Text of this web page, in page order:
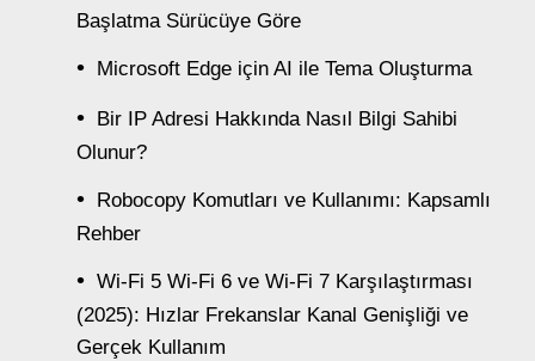
Başlatma Sürücüye Göre
Microsoft Edge için AI ile Tema Oluşturma
Bir IP Adresi Hakkında Nasıl Bilgi Sahibi
Olunur?
Robocopy Komutları ve Kullanımı: Kapsamlı
Rehber
Wi-Fi 5 Wi-Fi 6 ve Wi-Fi 7 Karşılaştırması
(2025): Hızlar Frekanslar Kanal Genişliği ve
Gerçek Kullanım